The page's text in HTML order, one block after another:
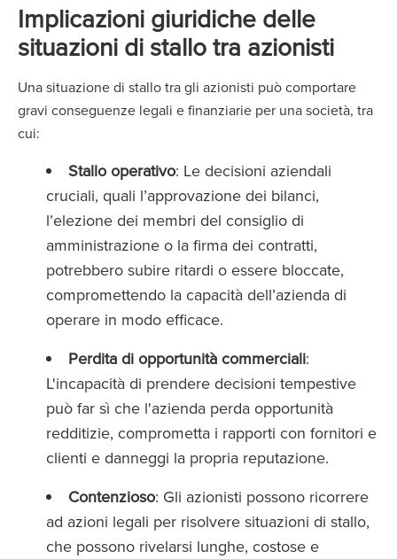
Implicazioni giuridiche delle
situazioni di stallo tra azionisti
Una situazione di stallo tra gli azionisti può comportare
gravi conseguenze legali e finanziarie per una società, tra
cui:
Stallo operativo: Le decisioni aziendali
cruciali, quali l’approvazione dei bilanci,
l’elezione dei membri del consiglio di
amministrazione o la firma dei contratti,
potrebbero subire ritardi o essere bloccate,
compromettendo la capacità dell’azienda di
operare in modo efficace.
Perdita di opportunità commerciali:
L'incapacità di prendere decisioni tempestive
può far sì che l'azienda perda opportunità
redditizie, comprometta i rapporti con fornitori e
clienti e danneggi la propria reputazione.
Contenzioso: Gli azionisti possono ricorrere
ad azioni legali per risolvere situazioni di stallo,
che possono rivelarsi lunghe, costose e